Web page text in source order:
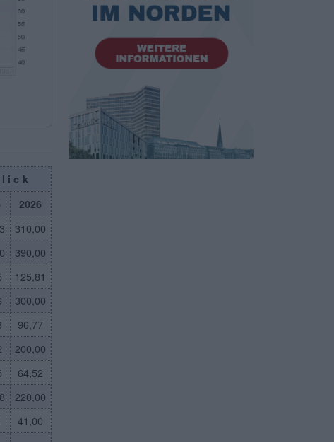
2026
310,00
390,00
125,81
300,00
96,77
200,00
64,52
220,00
41,00